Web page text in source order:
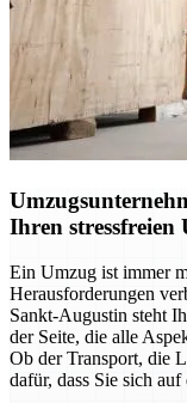
Ihren stressfreien
Ein Umzug ist immer
Herausforderungen
Sankt-Augustin steht
der Seite, die alle
Ob der Transport, die
dafür, dass Sie sich